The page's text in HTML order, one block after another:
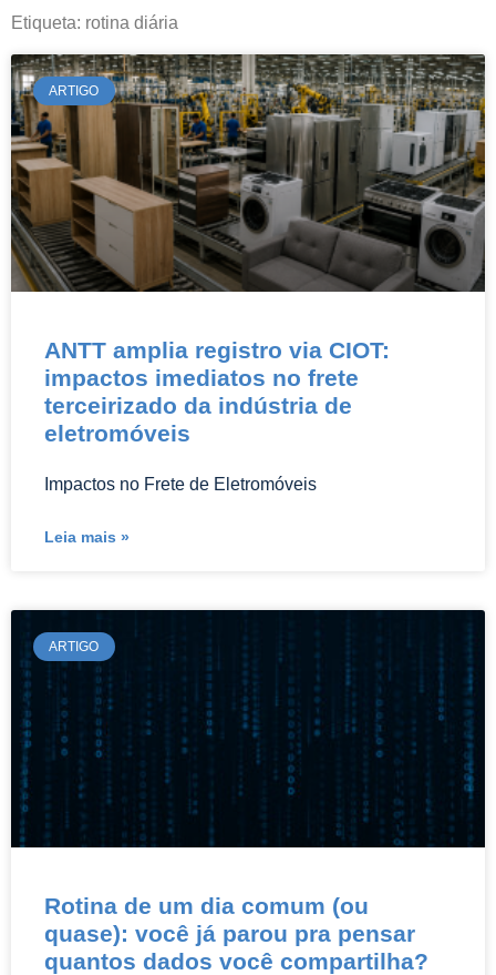
do Direito.
Etiqueta: rotina diária
ARTIGO
ANTT amplia registro via CIOT:
impactos imediatos no frete
terceirizado da indústria de
eletromóveis
Impactos no Frete de Eletromóveis
Leia mais »
ARTIGO
Rotina de um dia comum (ou
quase): você já parou pra pensar
quantos dados você compartilha?